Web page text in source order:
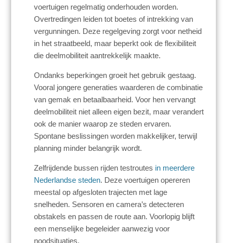
voertuigen regelmatig onderhouden worden.
Overtredingen leiden tot boetes of intrekking van
vergunningen. Deze regelgeving zorgt voor netheid
in het straatbeeld, maar beperkt ook de flexibiliteit
die deelmobiliteit aantrekkelijk maakte.
Ondanks beperkingen groeit het gebruik gestaag.
Vooral jongere generaties waarderen de combinatie
van gemak en betaalbaarheid. Voor hen vervangt
deelmobiliteit niet alleen eigen bezit, maar verandert
ook de manier waarop ze steden ervaren.
Spontane beslissingen worden makkelijker, terwijl
planning minder belangrijk wordt.
Zelfrijdende bussen rijden testroutes in meerdere
Nederlandse steden. Deze voertuigen opereren
meestal op afgesloten trajecten met lage
snelheden. Sensoren en camera’s detecteren
obstakels en passen de route aan. Voorlopig blijft
een menselijke begeleider aanwezig voor
noodsituaties.